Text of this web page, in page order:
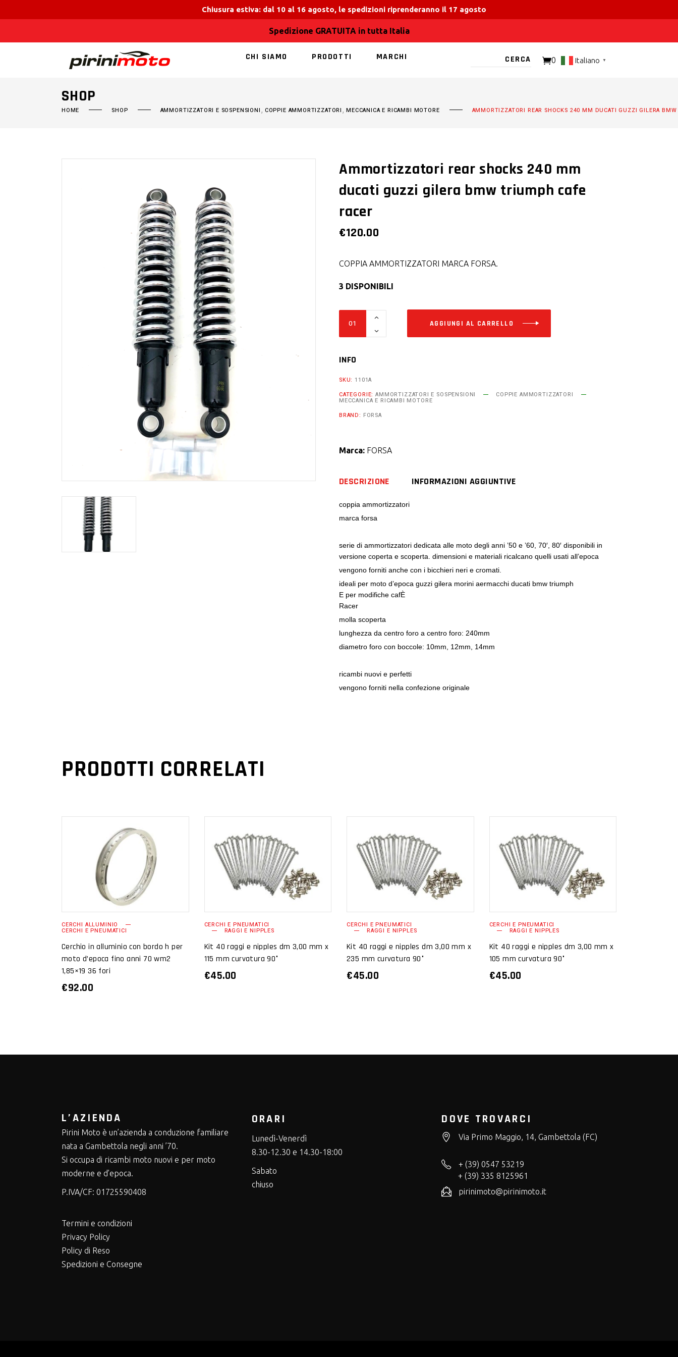
Chiusura estiva: dal 10 al 16 agosto, le spedizioni riprenderanno il 17 agosto
Spedizione GRATUITA in tutta Italia
CHI SIAMO PRODOTTI MARCHI 0 Italiano ▼
SHOP
HOME SHOP AMMORTIZZATORI E SOSPENSIONI , COPPIE AMMORTIZZATORI ,MECCANICA E RICAMBI MOTORE AMMORTIZZATORI REAR SHOCKS 240 MM DUCATI GUZZI GILERA
Ammortizzatori rear shocks 240 mm
ducati guzzi gilera bmw triumph cafe
racer
€120.00
COPPIA AMMORTIZZATORI MARCA FORSA.
3 DISPONIBILI
Ammortizzatori
240
ducati
guzzi
gilera
cafe
quantity
AGGIUNGI AL CARRELLO
INFO
SKU: 1101A
CATEGORIE:AMMORTIZZATORI E SOSPENSIONI COPPIE AMMORTIZZATORI
MECCANICA E RICAMBI MOTORE
BRAND: FORSA
Marca: FORSA
DESCRIZIONE INFORMAZIONI AGGIUNTIVE
coppia ammortizzatori
marca forsa
serie di ammortizzatori dedicata alle moto degli anni ’50 e ’60, 70′, 80′ disponibili in
versione coperta e scoperta. dimensioni e materiali ricalcano quelli usati all’epoca
vengono forniti anche con i bicchieri neri e cromati.
ideali per moto d’epoca guzzi gilera morini aermacchi ducati bmw triumph
E per modifiche cafÈ
Racer
molla scoperta
lunghezza da centro foro a centro foro: 240mm
diametro foro con boccole: 10mm, 12mm, 14mm
ricambi nuovi e perfetti
vengono forniti nella confezione originale
PRODOTTI CORRELATI
AGGIUNGI AL
CARRELLO
CERCHI ALLUMINIO
CERCHI E PNEUMATICI
Cerchio in alluminio con bordo h per
moto d’epoca fino anni 70 wm2
1,85×19 36 fori
€92.00
AGGIUNGI AL
CARRELLO
CERCHI E PNEUMATICI
RAGGI E NIPPLES
Kit 40 raggi e nipples dm 3,00 mm x
115 mm curvatura 90°
€45.00
AGGIUNGI AL
CARRELLO
CERCHI E PNEUMATICI
RAGGI E NIPPLES
Kit 40 raggi e nipples dm 3,00 mm x
235 mm curvatura 90°
€45.00
AGGIUNGI AL
CARRELLO
CERCHI E PNEUMATICI
RAGGI E NIPPLES
Kit 40 raggi e nipples dm 3,00 mm x
105 mm curvatura 90°
€45.00
L’AZIENDA
Pirini Moto è un’azienda a conduzione familiare
nata a Gambettola negli anni ’70.
Si occupa di ricambi moto nuovi e per moto
moderne e d’epoca.
P.IVA/CF: 01725590408
Termini e condizioni
Privacy Policy
Policy di Reso
Spedizioni e Consegne
ORARI
Lunedì-Venerdì
8.30-12.30 e 14.30-18:00
Sabato
chiuso
DOVE TROVARCI
Via Primo Maggio, 14, Gambettola (FC)
+ (39) 0547 53219
+ (39) 335 8125961
pirinimoto@pirinimoto.it